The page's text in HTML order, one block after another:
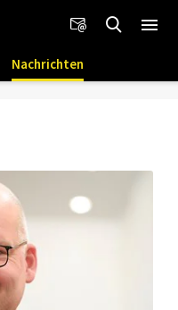
Nachrichten